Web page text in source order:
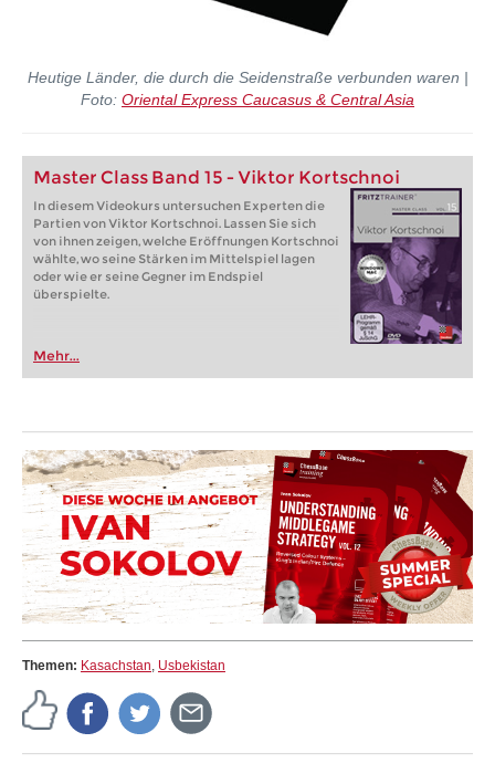
Heutige Länder, die durch die Seidenstraße verbunden waren |
Foto: Oriental Express Caucasus & Central Asia
Master Class Band 15 - Viktor Kortschnoi
In diesem Videokurs untersuchen Experten die
Partien von Viktor Kortschnoi. Lassen Sie sich
von ihnen zeigen, welche Eröffnungen Kortschnoi
wählte, wo seine Stärken im Mittelspiel lagen
oder wie er seine Gegner im Endspiel
überspielte.
Mehr...
Themen: Kasachstan Usbekistan